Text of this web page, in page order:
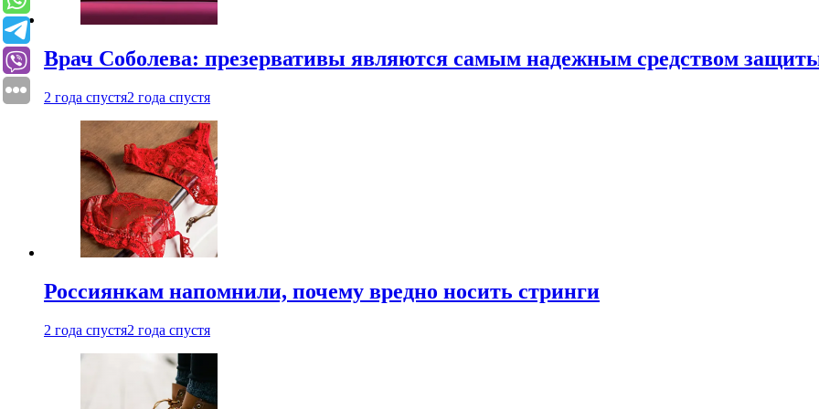
Врач Соболева: презервативы являются самым надежным средством
2 года спустя2 года спустя
Россиянкам напомнили, почему вредно носить стринги
2 года спустя2 года спустя